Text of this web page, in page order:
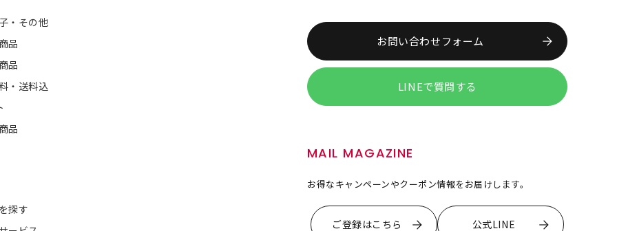
・その他
品
品
・送料込
品
探す
お問い合わせフォーム
LINEで質問する
MAIL MAGAZINE
お得なキャンペーンやクーポン情報をお届けします。
ご登録はこちら 公式LINE